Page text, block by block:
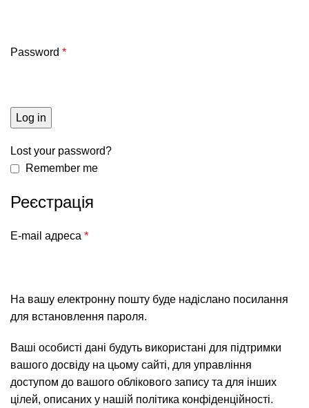
Password *
Log in
Lost your password?
Remember me
Реєстрація
E-mail адреса *
На вашу електронну пошту буде надіслано посилання
для встановлення пароля.
Ваші особисті дані будуть використані для підтримки
вашого досвіду на цьому сайті, для управління
доступом до вашого облікового запису та для інших
цілей, описаних у нашій політика конфіденційності.